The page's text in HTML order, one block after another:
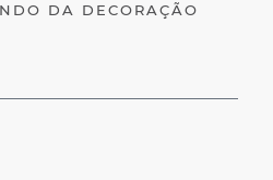
DA DECORAÇÃO